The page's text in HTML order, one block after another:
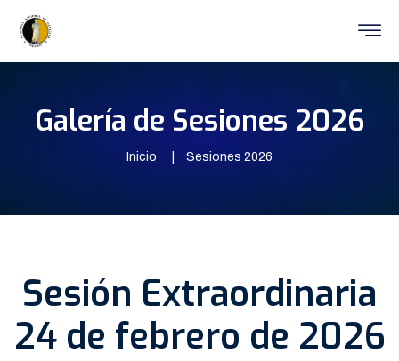
Galería de Sesiones 2026
Inicio Sesiones 2026
Sesión Extraordinaria
24 de febrero de 2026